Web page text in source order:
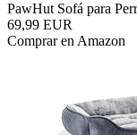
PawHut Sofá para
69,99 EUR
Comprar en Amazon